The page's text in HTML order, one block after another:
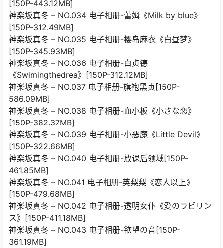
[150P-443.12MB]
神楽坂真冬 – NO.034 电子相册-蕾姆《Milk by blue》
[150P-312.49MB]
神楽坂真冬 – NO.035 电子相册-樱岛麻衣《白昼梦》
[150P-345.93MB]
神楽坂真冬 – NO.036 电子相册-白贞德
《Swimingthedrea》[150P-312.12MB]
神楽坂真冬 – NO.037 电子相册-旗袍黑贞[150P-
586.09MB]
神楽坂真冬 – NO.038 电子相册-血小板《小さな恋》
[150P-382.37MB]
神楽坂真冬 – NO.039 电子相册-小恶魔《Little Devil》
[150P-322.66MB]
神楽坂真冬 – NO.040 电子相册-放课后领域[150P-
461.85MB]
神楽坂真冬 – NO.041 电子相册-英梨梨《恋人以上》
[150P-479.68MB]
神楽坂真冬 – NO.042 电子相册-透明女仆《愛のラビリン
ス》[150P-411.18MB]
神楽坂真冬 – NO.043 电子相册-欲望の音[150P-
361.19MB]